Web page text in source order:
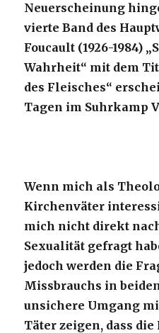
Neuerscheinung
vierte Band des
Foucault (1926-1984)
Wahrheit“ mit dem
des Fleisches“
Tagen im Suhrkamp
Wenn mich als
Kirchenväter
mich nicht direkt
Sexualität gefragt
jedoch werden die
Missbrauchs in
unsichere Umgang
Täter zeigen, dass